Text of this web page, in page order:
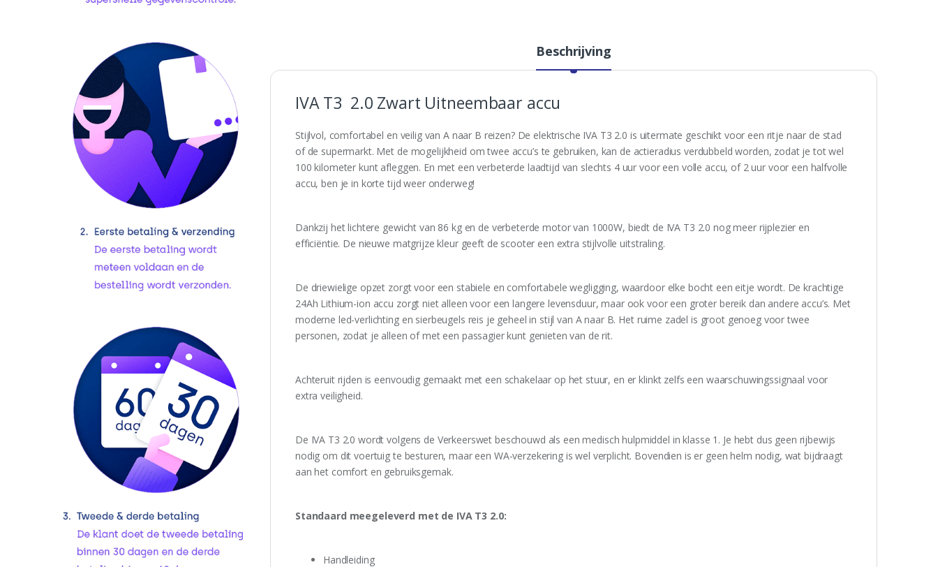
Beschrijving
IVA T3 2.0 Zwart Uitneembaar accu
Stijlvol, comfortabel en veilig van A naar B reizen? De elektrische IVA T3 2.0 is uitermate geschikt voor een ritje naar de stad
of de supermarkt. Met de mogelijkheid om twee accu’s te gebruiken, kan de actieradius verdubbeld worden, zodat je tot wel
100 kilometer kunt afleggen. En met een verbeterde laadtijd van slechts 4 uur voor een volle accu, of 2 uur voor een halfvolle
accu, ben je in korte tijd weer onderweg!
Dankzij het lichtere gewicht van 86 kg en de verbeterde motor van 1000W, biedt de IVA T3 2.0 nog meer rijplezier en
efficiëntie. De nieuwe matgrijze kleur geeft de scooter een extra stijlvolle uitstraling.
De driewielige opzet zorgt voor een stabiele en comfortabele wegligging, waardoor elke bocht een eitje wordt. De krachtige
24Ah Lithium-ion accu zorgt niet alleen voor een langere levensduur, maar ook voor een groter bereik dan andere accu’s. Met
moderne led-verlichting en sierbeugels reis je geheel in stijl van A naar B. Het ruime zadel is groot genoeg voor twee
personen, zodat je alleen of met een passagier kunt genieten van de rit.
Achteruit rijden is eenvoudig gemaakt met een schakelaar op het stuur, en er klinkt zelfs een waarschuwingssignaal voor
extra veiligheid.
De IVA T3 2.0 wordt volgens de Verkeerswet beschouwd als een medisch hulpmiddel in klasse 1. Je hebt dus geen rijbewijs
nodig om dit voertuig te besturen, maar een WA-verzekering is wel verplicht. Bovendien is er geen helm nodig, wat bijdraagt
aan het comfort en gebruiksgemak.
Standaard meegeleverd met de IVA T3 2.0:
Handleiding